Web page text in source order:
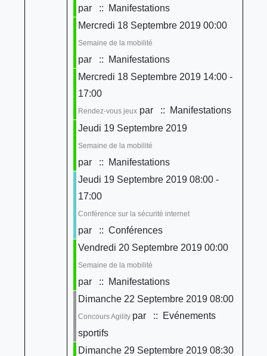
par
:: Manifestations
Mercredi 18 Septembre 2019 00:00
Semaine de la mobilité
par
:: Manifestations
Mercredi 18 Septembre 2019 14:00 -
17:00
Rendez-vous jeuxpar
:: Manifestations
Jeudi 19 Septembre 2019
Semaine de la mobilité
par
:: Manifestations
Jeudi 19 Septembre 2019 08:00 -
17:00
Conférence sur la sécurité internet
par
:: Conférences
Vendredi 20 Septembre 2019 00:00
Semaine de la mobilité
par
:: Manifestations
Dimanche 22 Septembre 2019 08:00
Concours Agility par
:: Evénements
sportifs
Dimanche 29 Septembre 2019 08:30